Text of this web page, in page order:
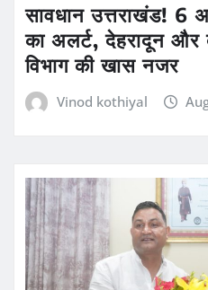
सावधान उत्तराखंड! 6
का अलर्ट, देहरादून और
विभाग की खास नजर
Vinod kothiyal